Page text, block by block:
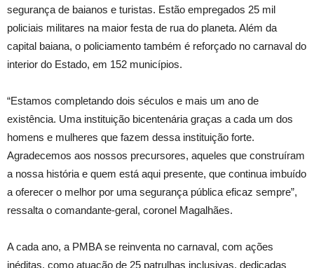
segurança de baianos e turistas. Estão empregados 25 mil
policiais militares na maior festa de rua do planeta. Além da
capital baiana, o policiamento também é reforçado no carnaval do
interior do Estado, em 152 municípios.
“Estamos completando dois séculos e mais um ano de
existência. Uma instituição bicentenária graças a cada um dos
homens e mulheres que fazem dessa instituição forte.
Agradecemos aos nossos precursores, aqueles que construíram
a nossa história e quem está aqui presente, que continua imbuído
a oferecer o melhor por uma segurança pública eficaz sempre”,
ressalta o comandante-geral, coronel Magalhães.
A cada ano, a PMBA se reinventa no carnaval, com ações
inéditas, como atuação de 25 patrulhas inclusivas, dedicadas